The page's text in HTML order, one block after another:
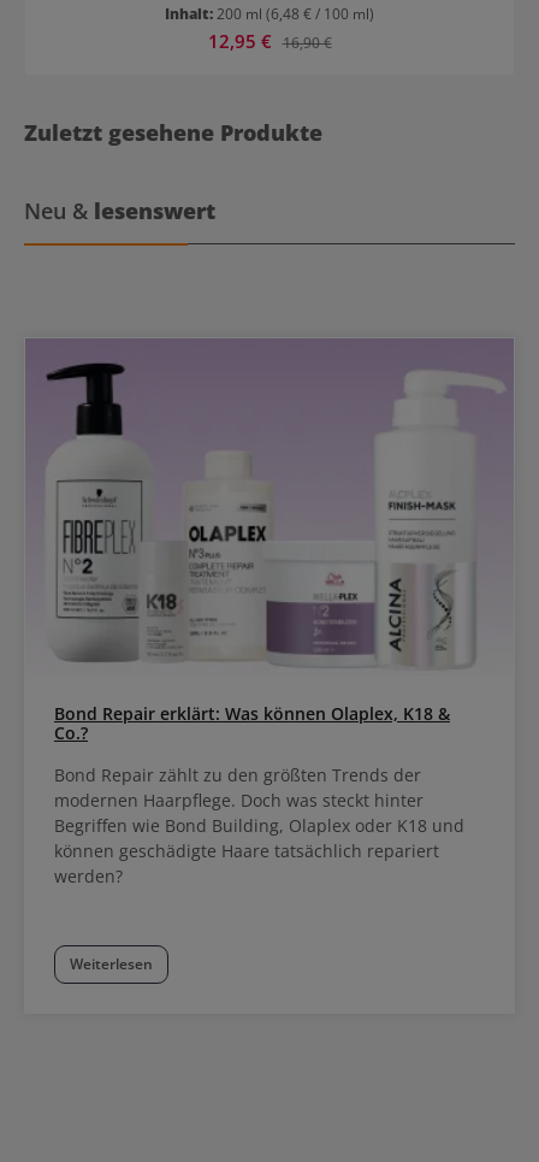
das Haar gestärkt, elastisch und erhält mehr Dichte. Es sieht
gesund und voluminös aus und lässt sich leichter kämmen. Die
Formel enthält Leinsamen-Extrakt für Feuchtigkeit und Elastizität,
aufsprühen und frisieren. 30 Sekunden einwirken lassen und
sorgfältig mit lauwarmem Wasser ausspülen. Wie gewohnt stylen.
Inhalt:200 ml (6,48 € / 100 ml)
Verkaufspreis:
12,95 € Regulärer Preis:
16,90 €
Zuletzt gesehene Produkte
Neu & lesenswert
Bond Repair erklärt: Was können Olaplex, K18 &
Co.?
Bond Repair zählt zu den größten Trends der
modernen Haarpflege. Doch was steckt hinter
Begriffen wie Bond Building, Olaplex oder K18 und
können geschädigte Haare tatsächlich repariert
werden?
Weiterlesen